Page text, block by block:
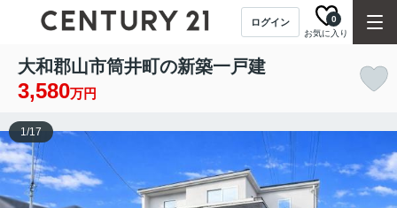
ログイン
お気に入り
0
大和郡山市筒井町の新築一戸建
3,580万円
1/17